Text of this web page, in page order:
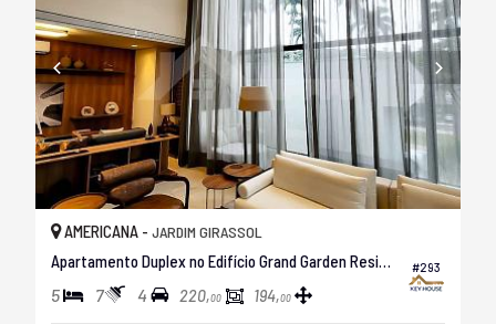
#293
AMERICANA - JARDIM GIRASSOL
Apartamento Duplex no Edifício Grand Garden Residence
5 7 4 220,00 194,00